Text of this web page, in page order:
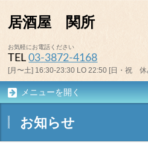
居酒屋 関所
お気軽にお電話ください
TEL03-3872-4168
[月〜土] 16:30-23:30 LO 22:50 [日・祝 休
メニューを開く
お知らせ